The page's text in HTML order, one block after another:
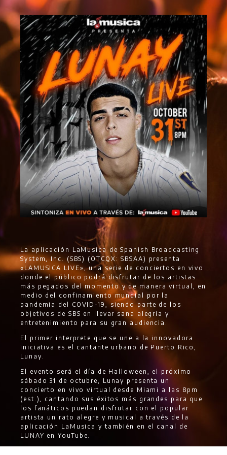
La aplicación LaMusica de Spanish Broadcasting
System, Inc. (SBS) (OTCQX: SBSAA) presenta
«LAMUSICA LIVE», una serie de conciertos en vivo
donde el público podrá disfrutar de los artistas
más pegados del momento y de manera virtual, en
medio del confinamiento mundial por la
pandemia del COVID-19, siendo parte de los
objetivos de SBS en llevar sana alegría y
entretenimiento para su gran audiencia.
El primer interprete que se une a la innovadora
iniciativa es el cantante urbano de Puerto Rico,
Lunay.
El evento será el día de Halloween, el próximo
sábado 31 de octubre, Lunay presenta un
concierto en vivo virtual desde Miami a las 8pm
(est.), cantando sus éxitos más grandes para que
los fanáticos puedan disfrutar con el popular
artista un rato alegre y musical a través de la
aplicación LaMusica y también en el canal de
LUNAY en YouTube.